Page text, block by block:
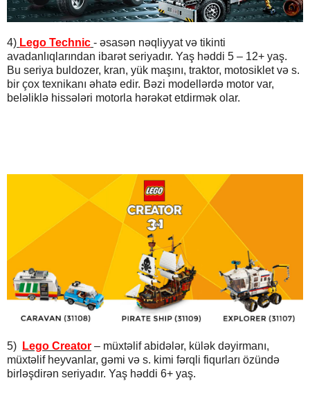
4) Lego Technic - əsasən nəqliyyat və tikinti
avadanlıqlarından ibarət seriyadır. Yaş həddi 5 – 12+ yaş.
Bu seriya buldozer, kran, yük maşını, traktor, motosiklet və s.
bir çox texnikanı əhatə edir. Bəzi modellərdə motor var,
beləliklə hissələri motorla hərəkət etdirmək olar.
5) Lego Creator – müxtəlif abidələr, külək dəyirmanı,
müxtəlif heyvanlar, gəmi və s. kimi fərqli fiqurları özündə
birləşdirən seriyadır. Yaş həddi 6+ yaş.